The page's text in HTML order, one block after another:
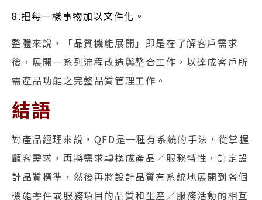
8.把每一樣事物加以文件化。
整體來說，「品質機能展開」即是在了解客戶需求
後，展開一系列流程改造與整合工作，以達成客戶所
需產品功能之完整品質管理工作。
結語
對產品經理來說，QFD是一種有系統的手法，從掌握
顧客需求，再將需求轉換成產品／服務特性，訂定設
計品質標準，然後再將設計品質有系統地展開到各個
機能零件或服務項目的品質和生產／服務活動的相互